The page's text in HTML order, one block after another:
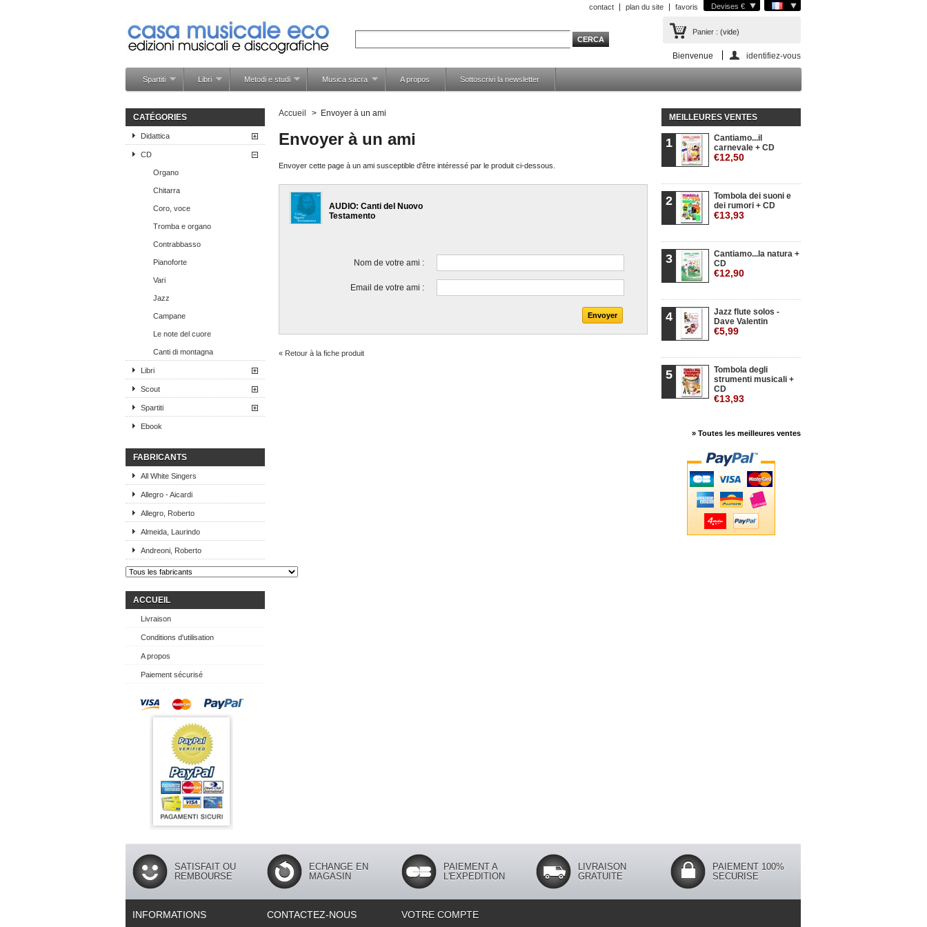
Devises €
contact plan du site favoris
Panier : (vide)
Bienvenue identifiez-vous
Spartiti Libri Metodi e studi Musica sacra A propos Sottoscrivi la newsletter
CATÉGORIES
Didattica
CD
Organo
Chitarra
Coro, voce
Tromba e organo
Contrabbasso
Pianoforte
Vari
Jazz
Campane
Le note del cuore
Canti di montagna
Libri
Scout
Spartiti
Ebook
FABRICANTS
All White Singers
Allegro - Aicardi
Allegro, Roberto
Almeida, Laurindo
Andreoni, Roberto
ACCUEIL
Livraison
Conditions d'utilisation
A propos
Paiement sécurisé
Accueil > Envoyer à un ami
Envoyer à un ami
Envoyer cette page à un ami susceptible d'être intéressé par le produit ci-dessous.
AUDIO: Canti del Nuovo
Testamento
Nom de votre ami :
Email de votre ami :
« Retour à la fiche produit
MEILLEURES VENTES
1
Cantiamo...il
carnevale + CD
€12,50
2
Tombola dei suoni e
dei rumori + CD
€13,93
3
Cantiamo...la natura +
CD
€12,90
4
Jazz flute solos -
Dave Valentin
€5,99
5
Tombola degli
strumenti musicali +
CD
€13,93
» Toutes les meilleures ventes
SATISFAIT OU
REMBOURSE
ECHANGE EN
MAGASIN
PAIEMENT A
L'EXPEDITION
LIVRAISON
GRATUITE
PAIEMENT 100%
SECURISE
INFORMATIONS CONTACTEZ-NOUS VOTRE COMPTE